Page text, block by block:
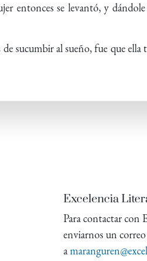
entonces se levantó, y
sucumbir al sueño, fue que ella
Excelencia
Para contactar con
enviarnos un
a